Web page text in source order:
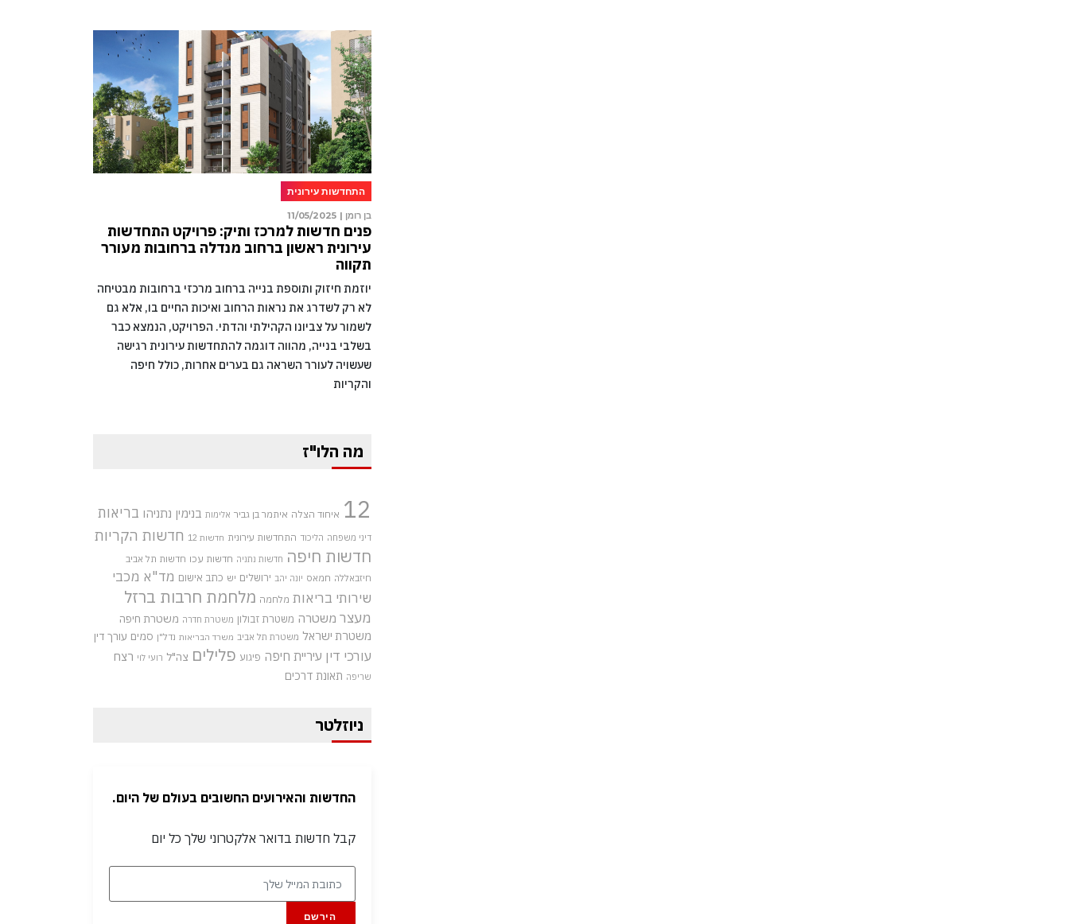
התחדשות עירונית
בן רומן | 11/05/2025
פנים חדשות למרכז ותיק: פרויקט התחדשות
עירונית ראשון ברחוב מנדלה ברחובות מעורר
תקווה
יוזמת חיזוק ותוספת בנייה ברחוב מרכזי ברחובות מבטיחה
לא רק לשדרג את נראות הרחוב ואיכות החיים בו, אלא גם
לשמור על צביונו הקהילתי והדתי. הפרויקט, הנמצא כבר
בשלבי בנייה, מהווה דוגמה להתחדשות עירונית רגישה
שעשויה לעורר השראה גם בערים אחרות, כולל חיפה
והקריות
מה הלו"ז
12 איחוד הצלה איתמר בן גביר אלימות בנימין נתניהו בריאות
דיני משפחה הליכוד התחדשות עירונית חדשות 12 חדשות הקריות
חדשות חיפה חדשות נתניה חדשות עכו חדשות תל אביב
חיזבאללה חמאס יונה יהב ירושלים יש כתב אישום מד"א מכבי
שירותי בריאות מלחמה מלחמת חרבות ברזל
מעצר משטרה משטרת זבולון משטרת חדרה משטרת חיפה
משטרת ישראל משטרת תל אביב משרד הבריאות נדל"ן סמים עורך דין
עורכי דין עיריית חיפה פיגוע פלילים צה"ל רועי לוי רצח
שריפה תאונת דרכים
ניוזלטר
החדשות והאירועים החשובים בעולם של היום.
קבל חדשות בדואר אלקטרוני שלך כל יום
הירשם